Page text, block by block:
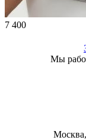
7 400
Мы